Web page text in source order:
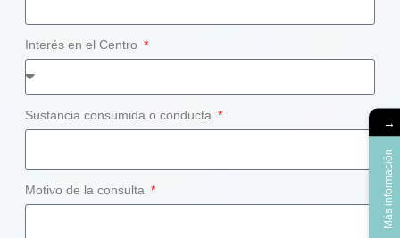
Interés en el Centro
Sustancia consumida o conducta
Motivo de la consulta
→
Más información